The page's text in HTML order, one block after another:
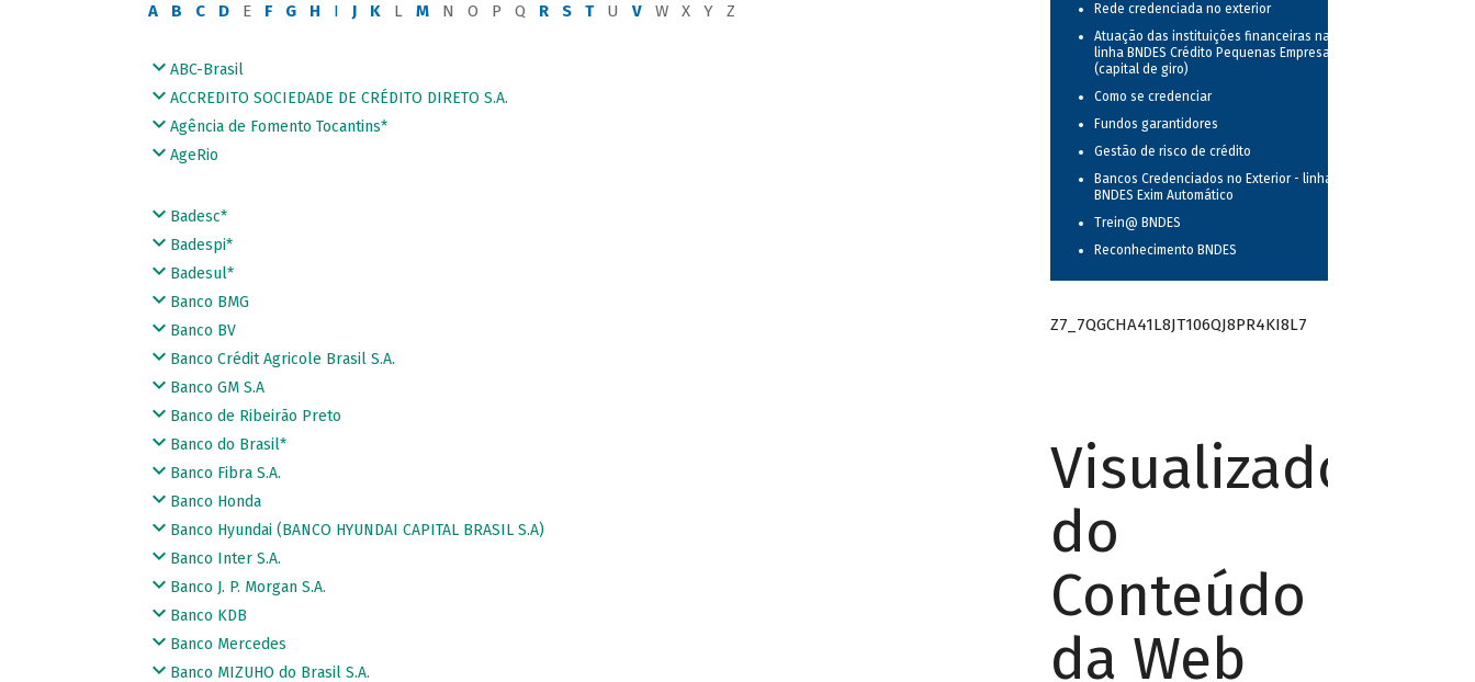
A B C DE F G H I J KL MN O P Q R S TU VW X Y Z
ABC-Brasil
ACCREDITO SOCIEDADE DE CRÉDITO DIRETO S.A.
Agência de Fomento Tocantins*
AgeRio
Badesc*
Badespi*
Badesul*
Banco BMG
Banco BV
Banco Crédit Agricole Brasil S.A.
Banco GM S.A
Banco de Ribeirão Preto
Banco do Brasil*
Banco Fibra S.A.
Banco Honda
Banco Hyundai (BANCO HYUNDAI CAPITAL BRASIL S.A)
Banco Inter S.A.
Banco J. P. Morgan S.A.
Banco KDB
Banco Mercedes
Banco MIZUHO do Brasil S.A.
Rede credenciada no exterior
Atuação das instituições financeiras na
linha BNDES Crédito Pequenas Empresas
(capital de giro)
Como se credenciar
Fundos garantidores
Gestão de risco de crédito
Bancos Credenciados no Exterior - linha
BNDES Exim Automático
Trein@ BNDES
Reconhecimento BNDES
Z7_7QGCHA41L8JT106QJ8PR4KI8L7
Visualizador
do
Conteúdo
da Web